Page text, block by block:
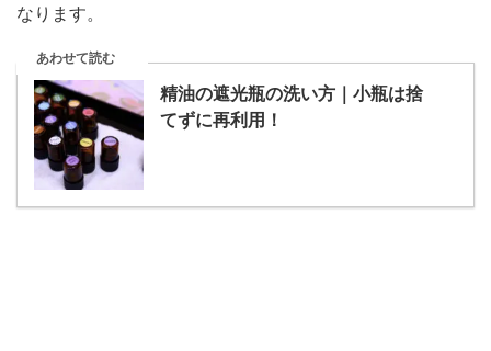
なります。
あわせて読む
精油の遮光瓶の洗い方｜小瓶は捨
てずに再利用！